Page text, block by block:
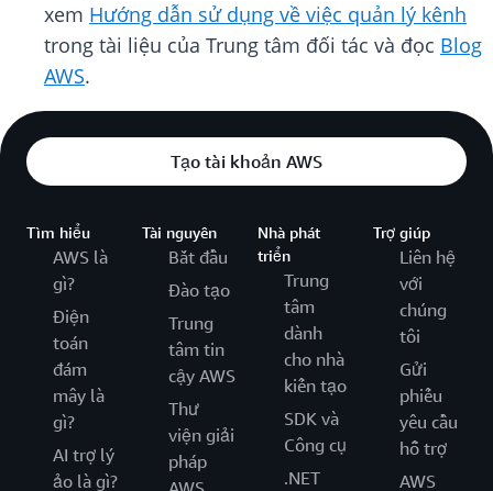
xem Hướng dẫn sử dụng về việc quản lý kênh
trong tài liệu của Trung tâm đối tác và đọc Blog
AWS.
Tạo tài khoản AWS
Tìm hiểu
AWS là
gì?
Điện
toán
đám
mây là
gì?
AI trợ lý
ảo là gì?
Tài nguyên
Bắt đầu
Đào tạo
Trung
tâm tin
cậy AWS
Thư
viện giải
pháp
Nhà phát
triển
Trung
tâm
dành
cho nhà
kiến tạo
SDK và
Công cụ
.NET
Trợ giúp
Liên hệ
với
chúng
tôi
Gửi
phiếu
yêu cầu
hỗ trợ
AWS